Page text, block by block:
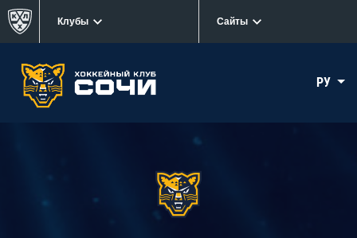
Клубы Сайты
РУ